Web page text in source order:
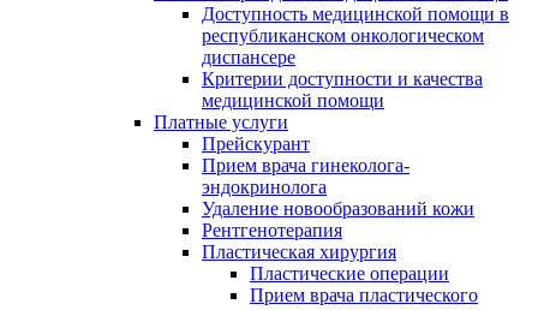
Доступность медицинской помощи в
республиканском онкологическом
диспансере
Критерии доступности и качества
медицинской помощи
Платные услуги
Прейскурант
Прием врача гинеколога-
эндокринолога
Удаление новообразований кожи
Рентгенотерапия
Пластическая хирургия
Пластические операции
Прием врача пластического